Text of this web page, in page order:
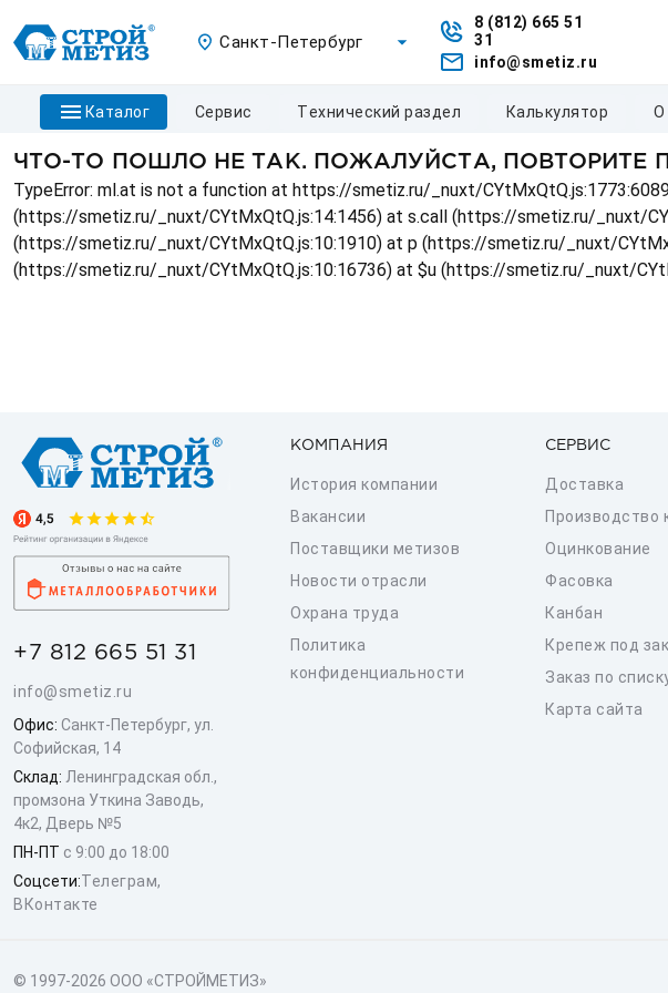
Санкт-Петербург
8 (812) 665 51
31
info@smetiz.ru
каталог сервис технический раздел калькулятор
ЧТО-ТО ПОШЛО НЕ ТАК. ПОЖАЛУЙСТА, ПОВТОРИТЕ
TypeError: ml.at is not a function at https://smetiz.ru/_nuxt/
(https://smetiz.ru/_nuxt/CYtMxQtQ.js:14:1456) at s.call (https://smetiz.ru/_nuxt/
(https://smetiz.ru/_nuxt/CYtMxQtQ.js:10:1910) at p (https://smetiz.ru/_nuxt/
(https://smetiz.ru/_nuxt/CYtMxQtQ.js:10:16736) at $u (https://smetiz.ru/_nuxt/
+7 812 665 51 31
info@smetiz.ru
Офис: Санкт-Петербург, ул.
Софийская, 14
Склад: Ленинградская обл.,
промзона Уткина Заводь,
4к2, Дверь №5
ПН-ПТ с 9:00 до 18:00
Соцсети:Телеграм,
ВКонтакте
КОМПАНИЯ
История компании
Вакансии
Поставщики метизов
Новости отрасли
Охрана труда
Политика
конфиденциальности
СЕРВИС
Доставка
Производство
Оцинкование
Фасовка
Канбан
Крепеж под
Заказ по
Карта сайта
© 1997-2026 ООО «СТРОЙМЕТИЗ»